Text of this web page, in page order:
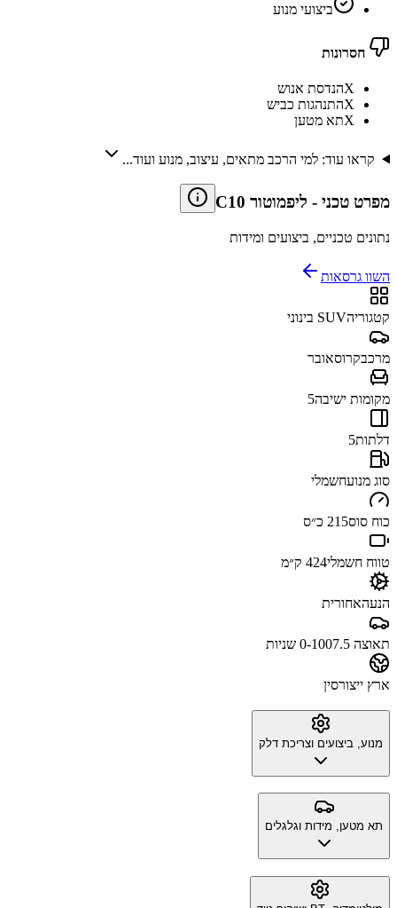
ביצועי מנוע
חסרונות
Xהנדסת אנוש
Xהתנהגות כביש
Xתא מטען
קראו עוד: למי הרכב מתאים, עיצוב, מנוע ועוד...
מפרט טכני - ליפמוטור C10
נתונים טכניים, ביצועים ומידות
השוו גרסאות
קטגוריהSUV בינוני
מרכבקרוסאובר
מקומות ישיבה5
דלתות5
סוג מנועחשמלי
כוח סוס215 כ״ס
טווח חשמלי424 ק״מ
הנעהאחורית
תאוצה 0-100 7.5 שניות
ארץ ייצורסין
מנוע, ביצועים וצריכת דלק
תא מטען, מידות וגלגלים